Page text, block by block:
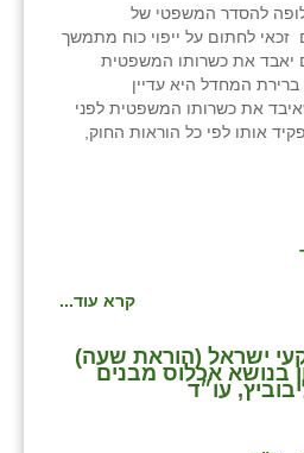
להסדר המשפטי של
זכאי לחתום על ייפוי כוח מתמשך
אם יאבד את כשרותו המשפטית
המחדל היא עדיין
את כשרותו המשפטית לפני
אותו לפי כל הוראות החוק,
קרא עוד...
ישראל (הוראת שעה)
בנושא אכלוס מבנים
עו״ד